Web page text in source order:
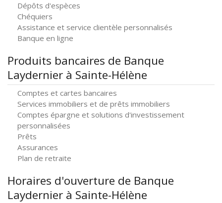
Dépôts d'espèces
Chéquiers
Assistance et service clientèle personnalisés
Banque en ligne
Produits bancaires de Banque
Laydernier à Sainte-Hélène
Comptes et cartes bancaires
Services immobiliers et de prêts immobiliers
Comptes épargne et solutions d'investissement
personnalisées
Prêts
Assurances
Plan de retraite
Horaires d'ouverture de Banque
Laydernier à Sainte-Hélène